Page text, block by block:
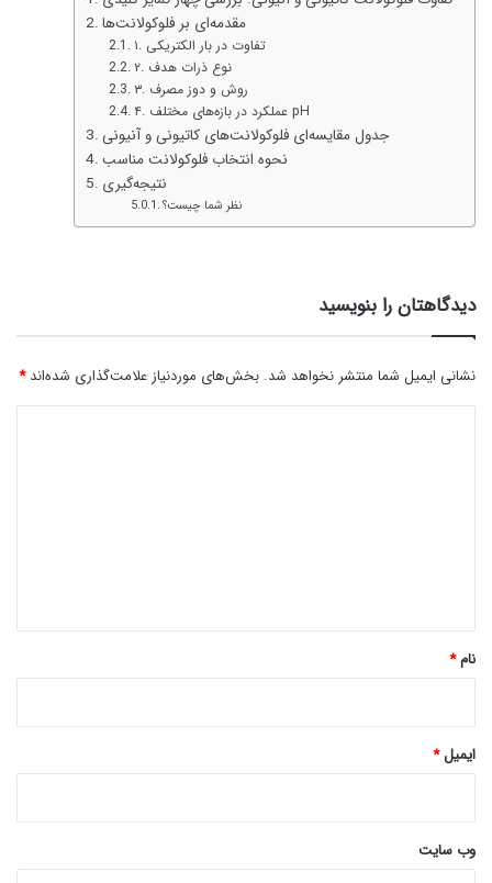
مقدمه‌ای بر فلوکولانت‌ها
۱. تفاوت در بار الکتریکی
۲. نوع ذرات هدف
۳. روش و دوز مصرف
۴. عملکرد در بازه‌های مختلف pH
جدول مقایسه‌ای فلوکولانت‌های کاتیونی و آنیونی
نحوه انتخاب فلوکولانت مناسب
نتیجه‌گیری
نظر شما چیست؟
دیدگاهتان را بنویسید
نشانی ایمیل شما منتشر نخواهد شد. بخش‌های موردنیاز علامت‌گذاری شده‌اند*
نام*
ایمیل*
وب‌ سایت